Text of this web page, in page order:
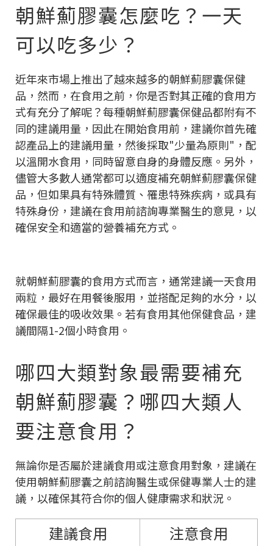
朝鮮薊膠囊怎麼吃？一天
可以吃多少？
近年來市場上推出了越來越多的朝鮮薊膠囊保健
品，然而，在食用之前，你是否對其正確的食用方
式有充分了解呢？每種朝鮮薊膠囊保健品都附有不
同的建議用量，因此在開始食用前，建議你首先確
認產品上的建議用量，然後採取"少量為原則"，配
以溫開水食用，同時留意自身的身體反應。另外，
儘管大多數人通常都可以適度補充朝鮮薊膠囊保健
品，但如果具有特殊體質、罹患特殊疾病，或具有
特殊身份，建議在食用前諮詢專業醫生的意見，以
確保安全和適當的營養補充方式。
就朝鮮薊膠囊的食用方式而言，通常建議一天食用
兩粒，最好在用餐後服用，並搭配足夠的水分，以
確保最佳的吸收效果。若有食用其他保健食品，建
議間隔1-2個小時食用。
哪四大類對象最需要補充
朝鮮薊膠囊？哪四大類人
要注意食用？
無論你是否屬於建議食用或注意食用對象，建議在
使用朝鮮薊膠囊之前諮詢醫生或保健專業人士的建
議，以確保其符合你的個人健康需求和狀況。
建議食用 注意食用